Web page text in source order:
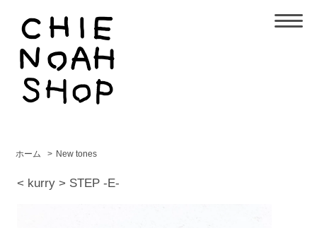
ホーム > New tones
< kurry > STEP -E-